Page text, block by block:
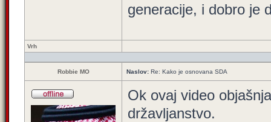
generacije, i dobro je
Vrh
Robbie MO Naslov: Re: Kako je osnovana SDA
Ok ovaj video
državljanstvo.